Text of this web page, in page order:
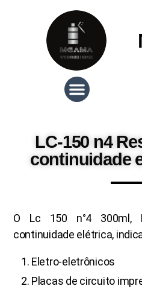
LC-150 n4
continuidade
O Lc 150 n°4 300ml,
continuidade elétrica,
Eletro-eletrônicos
Placas de circuito